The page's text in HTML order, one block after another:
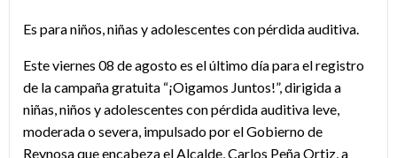
Es para niños, niñas y adolescentes con pérdida auditiva.
Este viernes 08 de agosto es el último día para el registro
de la campaña gratuita “¡Oigamos Juntos!”, dirigida a
niñas, niños y adolescentes con pérdida auditiva leve,
moderada o severa, impulsado por el Gobierno de
Reynosa que encabeza el Alcalde, Carlos Peña Ortiz, a